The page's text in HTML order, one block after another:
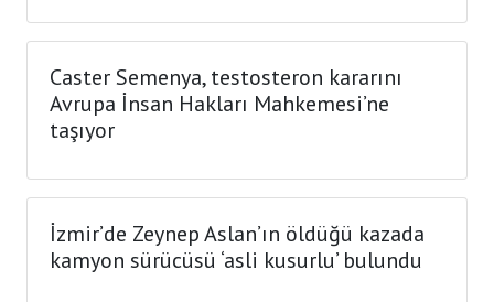
Caster Semenya, testosteron kararını
Avrupa İnsan Hakları Mahkemesi’ne
taşıyor
İzmir’de Zeynep Aslan’ın öldüğü kazada
kamyon sürücüsü ‘asli kusurlu’ bulundu